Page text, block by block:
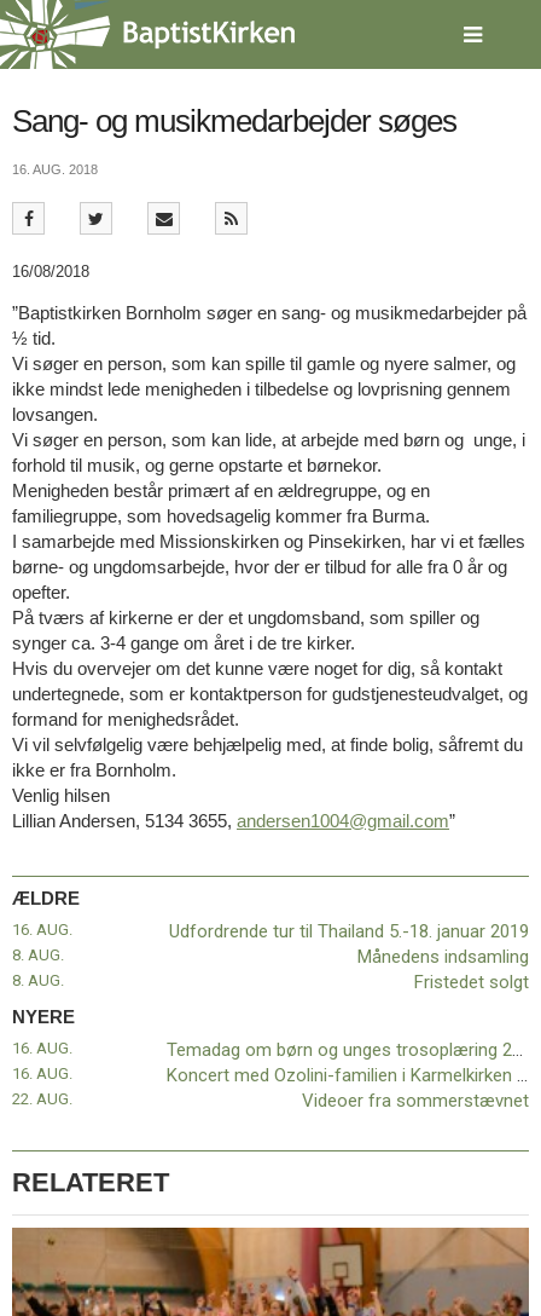
Spring
menu
over
gå
indholdVend
forsiden
1.0:
Forside
3.0:
Kalender
4.0:
Inspiration
5.0:
Værktøjskassen
6.0:
Mission
7.0:
Om
BaptistKirken
8.0:
Kontakt
9.0:
Forside
10.0:
Nyheder
Kalender
12.0:
Inspiration
Værktøjskassen
Mission
15.0:
Om
BaptistKirken
16.0:
Kontakt
Næste
indlæg:
Temadag
om
og
unges
trosoplæring
29.
september
Udfordrende
tur
Thailand
januar
2019
Sang- og musikmedarbejder søges
16. AUG. 2018
16/08/2018
”Baptistkirken Bornholm søger en sang- og musikmedarbejder på
½ tid.
Vi søger en person, som kan spille til gamle og nyere salmer, og
ikke mindst lede menigheden i tilbedelse og lovprisning gennem
lovsangen.
Vi søger en person, som kan lide, at arbejde med børn og unge, i
forhold til musik, og gerne opstarte et børnekor.
Menigheden består primært af en ældregruppe, og en
familiegruppe, som hovedsagelig kommer fra Burma.
I samarbejde med Missionskirken og Pinsekirken, har vi et fælles
børne- og ungdomsarbejde, hvor der er tilbud for alle fra 0 år og
opefter.
På tværs af kirkerne er der et ungdomsband, som spiller og
synger ca. 3-4 gange om året i de tre kirker.
Hvis du overvejer om det kunne være noget for dig, så kontakt
undertegnede, som er kontaktperson for gudstjenesteudvalget, og
formand for menighedsrådet.
Vi vil selvfølgelig være behjælpelig med, at finde bolig, såfremt du
ikke er fra Bornholm.
Venlig hilsen
Lillian Andersen, 5134 3655, andersen1004@gmail.com”
ÆLDRE
16. AUG. Udfordrende tur til Thailand 5.-18. januar 2019
8. AUG. Månedens indsamling
8. AUG. Fristedet solgt
NYERE
Temadag om børn og unges trosoplæring 29. september
16. AUG.
Koncert med Ozolini-familien i Karmelkirken i aften kl. 19.00
16. AUG.
Videoer fra sommerstævnet
22. AUG.
RELATERET